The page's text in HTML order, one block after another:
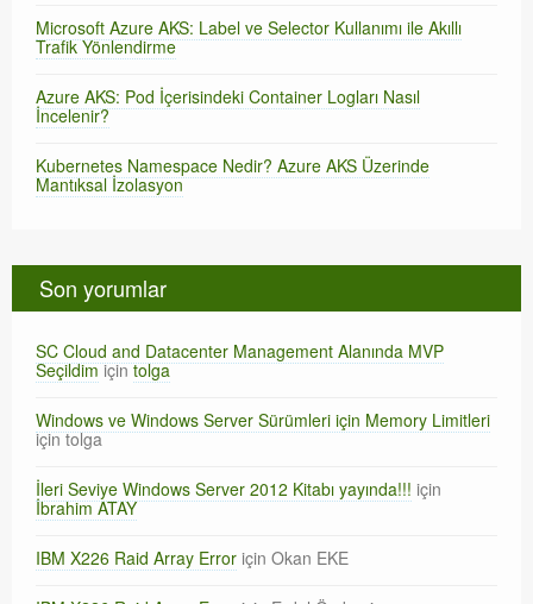
Microsoft Azure AKS: Label ve Selector Kullanımı ile Akıllı
Trafik Yönlendirme
Azure AKS: Pod İçerisindeki Container Logları Nasıl
İncelenir?
Kubernetes Namespace Nedir? Azure AKS Üzerinde
Mantıksal İzolasyon
Son yorumlar
SC Cloud and Datacenter Management Alanında MVP
Seçildimiçintolga
Windows ve Windows Server Sürümleri için Memory Limitleri
içintolga
İleri Seviye Windows Server 2012 Kitabı yayında!!! için
İbrahim ATAY
IBM X226 Raid Array Error için Okan EKE